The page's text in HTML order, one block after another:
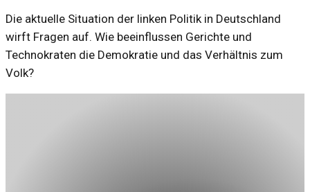
Die aktuelle Situation der linken Politik in Deutschland
wirft Fragen auf. Wie beeinflussen Gerichte und
Technokraten die Demokratie und das Verhältnis zum
Volk?